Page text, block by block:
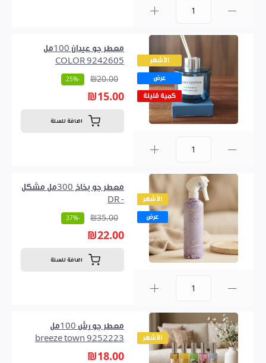
الأشهر
عرض
كمية قليلة
معطر جو عيدان 100مل
9242605 COLOR
₪20.00
-25%
₪15.00
اضافة للسلة
الأشهر
عرض
معطر جو بخاخ 300مل مشكل
- DR
₪35.00
-37%
₪22.00
اضافة للسلة
الأشهر
معطر جو رش 100مل
9252223 breeze town
₪18.00